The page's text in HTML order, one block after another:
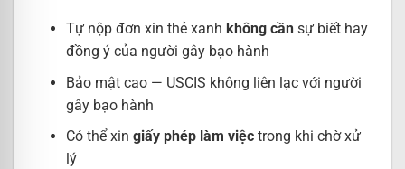
Tự nộp đơn xin thẻ xanh không cầnsự biết hay
đồng ý của người gây bạo hành
Bảo mật cao — USCIS không liên lạc với người
gây bạo hành
Có thể xin giấy phép làm việctrong khi chờ xử
lý